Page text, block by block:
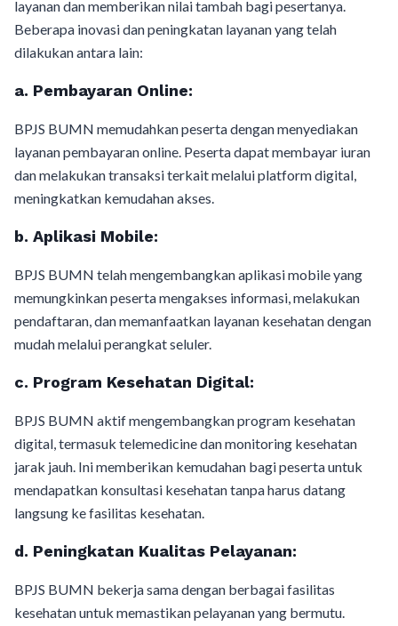
layanan dan memberikan nilai tambah bagi pesertanya.
Beberapa inovasi dan peningkatan layanan yang telah
dilakukan antara lain:
a. Pembayaran Online:
BPJS BUMN memudahkan peserta dengan menyediakan
layanan pembayaran online. Peserta dapat membayar iuran
dan melakukan transaksi terkait melalui platform digital,
meningkatkan kemudahan akses.
b. Aplikasi Mobile:
BPJS BUMN telah mengembangkan aplikasi mobile yang
memungkinkan peserta mengakses informasi, melakukan
pendaftaran, dan memanfaatkan layanan kesehatan dengan
mudah melalui perangkat seluler.
c. Program Kesehatan Digital:
BPJS BUMN aktif mengembangkan program kesehatan
digital, termasuk telemedicine dan monitoring kesehatan
jarak jauh. Ini memberikan kemudahan bagi peserta untuk
mendapatkan konsultasi kesehatan tanpa harus datang
langsung ke fasilitas kesehatan.
d. Peningkatan Kualitas Pelayanan:
BPJS BUMN bekerja sama dengan berbagai fasilitas
kesehatan untuk memastikan pelayanan yang bermutu.